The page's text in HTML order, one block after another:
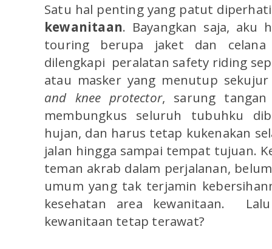
Satu hal penting yang patut
kewanitaan. Bayangkan saja, aku
touring berupa jaket dan
dilengkapi peralatan safety riding
atau masker yang menutup
and knee protector, sarung
membungkus seluruh tubuhku
hujan, dan harus tetap kukenakan
jalan hingga sampai tempat tujuan.
teman akrab dalam perjalanan,
umum yang tak terjamin
kesehatan area kewanitaan.
kewanitaan tetap terawat?